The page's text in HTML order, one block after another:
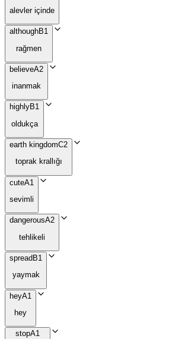
alevler içinde
althoughB1
rağmen
believeA2
inanmak
highlyB1
oldukça
earth kingdomC2
toprak krallığı
cuteA1
sevimli
dangerousA2
tehlikeli
spread B1
yaymak
heyA1
hey
stopA1